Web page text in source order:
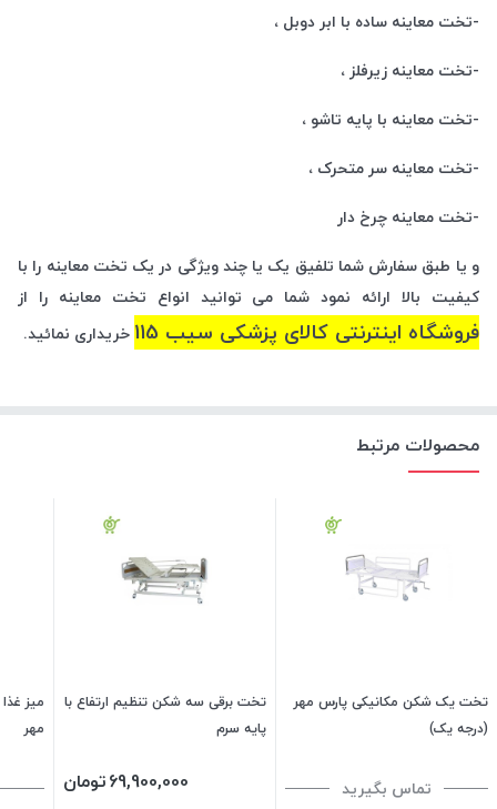
-تخت معاینه ساده با ابر دوبل ،
-تخت معاینه زیرفلز ،
-تخت معاینه با پایه تاشو ،
-تخت معاینه سر متحرک ،
-تخت معاینه چرخ دار
و یا طبق سفارش شما تلفیق یک یا چند ویژگی در یک تخت معاینه را با
کیفیت بالا ارائه نمود شما می توانید انواع تخت معاینه را از
فروشگاه اینترنتی کالای پزشکی سیب 115 خریداری نمائید.
محصولات مرتبط
تخت یک شکن مکانیکی پارس مهر
(درجه یک)
تماس بگیرید
تخت برقی سه شکن تنظیم ارتفاع با
پایه سرم
69,900,000تومان
مهر